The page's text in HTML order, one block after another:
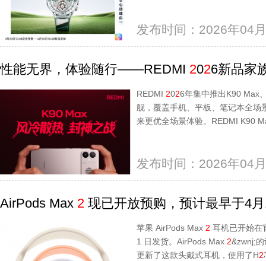
发布时间：2026年04
性能无界，体验随行——REDMI 2026新品家
REDMI 2026年集中推出K90 Max
舰，覆盖手机、平板、笔记本全场
来更优全场景体验。REDMI K90
发布时间：2026年04
AirPods Max 2 现已开放预购，预计最早于4
苹果 AirPods Max 2 耳机已开始在
1 日发货。AirPods Max 2&zwnj;
更新了这款头戴式耳机，使用了H2